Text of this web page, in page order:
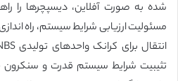
شده به صورت آفلاین، دیسپچرها را
تثیبیت شرایط سیستم قدرت و سنکرون